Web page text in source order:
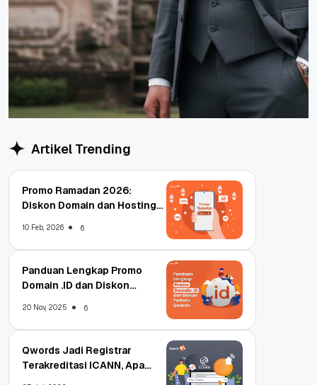
Artikel Trending
Promo Ramadan 2026:
Diskon Domain dan Hosting
10 Feb, 2026 6
Panduan Lengkap Promo
Domain .ID dan Diskon
20 Nov, 2025 6
Qwords Jadi Registrar
Terakreditasi ICANN, Apa